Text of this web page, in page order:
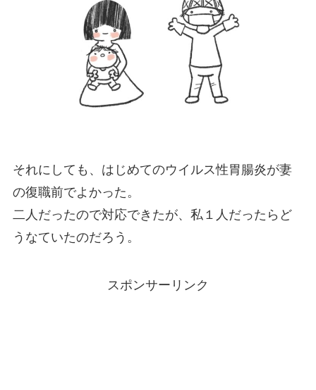
それにしても、はじめてのウイルス性胃腸炎が妻
の復職前でよかった。
二人だったので対応できたが、私１人だったらど
うなていたのだろう。
スポンサーリンク